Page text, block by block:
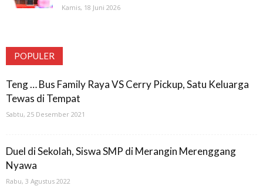
Kamis, 18 Juni 2026
POPULER
Teng … Bus Family Raya VS Cerry Pickup, Satu Keluarga
Tewas di Tempat
Sabtu, 25 Desember 2021
Duel di Sekolah, Siswa SMP di Merangin Merenggang
Nyawa
Rabu, 3 Agustus 2022